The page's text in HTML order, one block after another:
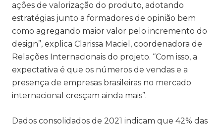
ações de valorização do produto, adotando
estratégias junto a formadores de opinião bem
como agregando maior valor pelo incremento do
design”, explica Clarissa Maciel, coordenadora de
Relações Internacionais do projeto. “Com isso, a
expectativa é que os números de vendas e a
presença de empresas brasileiras no mercado
internacional cresçam ainda mais”.
Dados consolidados de 2021 indicam que 42% das